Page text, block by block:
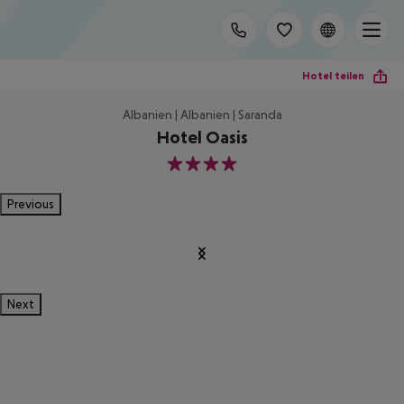
Hotel teilen
Albanien | Albanien | Saranda
Hotel Oasis
4
Previous
Next